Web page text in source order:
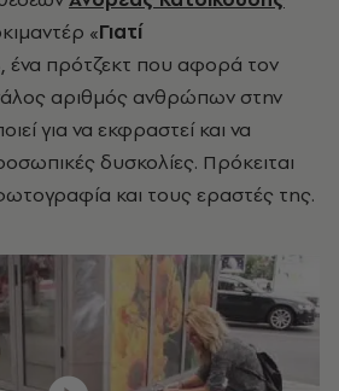
«Γιατί
ένα πρότζεκτ που αφορά τον
αριθμός ανθρώπων στην
για να εκφραστεί και να
δυσκολίες. Πρόκειται
και τους εραστές της.